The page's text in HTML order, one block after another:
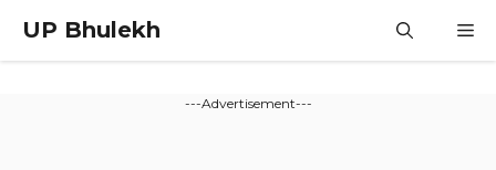
content
UP Bhulekh
---Advertisement---